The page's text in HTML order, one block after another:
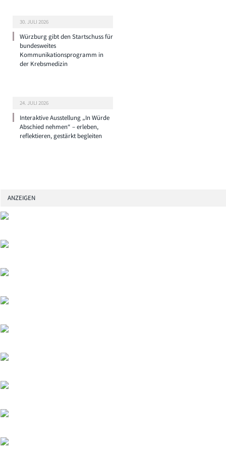
30. JULI 2026
Würzburg gibt den Startschuss für
bundesweites
Kommunikationsprogramm in
der Krebsmedizin
24. JULI 2026
Interaktive Ausstellung „In Würde
Abschied nehmen“ – erleben,
reflektieren, gestärkt begleiten
ANZEIGEN